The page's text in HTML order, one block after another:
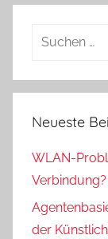
Suchen
Neueste
WLAN-
Verbindung?
der